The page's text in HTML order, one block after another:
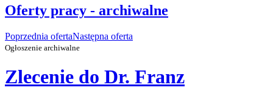
Oferty pracy - archiwalne
Poprzednia ofertaNastępna oferta
Ogłoszenie archiwalne
Zlecenie do Dr. Franz